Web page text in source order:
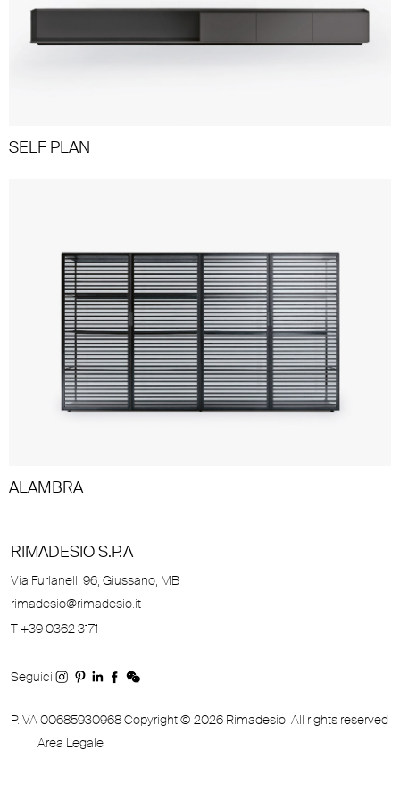
SELF PLAN
ALAMBRA
RIMADESIO S.P.A
Via Furlanelli 96, Giussano, MB
rimadesio@rimadesio.it
T +39 0362 3171
Seguici
P.IVA 00685930968 Copyright © 2026 Rimadesio. All rights reserved
Area Legale